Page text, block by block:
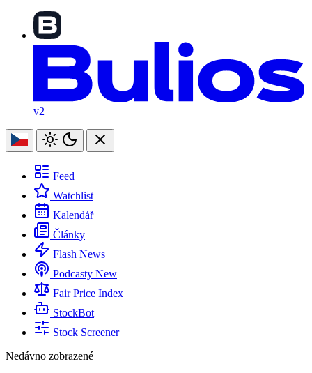
v2
Feed
Watchlist
Kalendář
Články
Flash News
Podcasty New
Fair Price Index
StockBot
Stock Screener
Nedávno zobrazené